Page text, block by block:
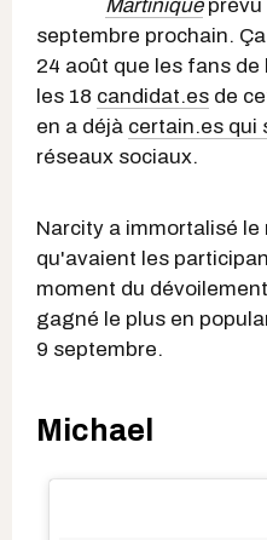
Martiniqueprévu
septembre prochain.
24 août que les fans
les 18 candidat.es de
en a déjà certain.es qui
réseaux sociaux.
Narcity a immortalisé
qu'avaient les
moment du
gagné le plus en
9 septembre.
Michael